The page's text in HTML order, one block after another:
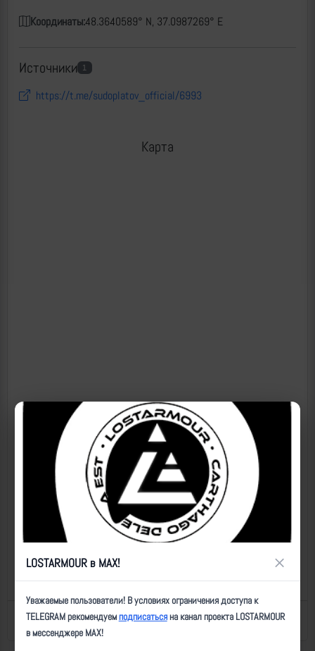
Координаты:48.3640589° N, 37.0987269° E
Источники 1
https://t.me/sudoplatov_official/6993
Карта
Назад к списку Последнее обновление: 18.03.2026 18:21
LOSTARMOUR в MAX! ×
Уважаемые пользователи! В условиях ограничения доступа к
TELEGRAM рекомендуемподписатьсяна канал проекта LOSTARMOUR
в мессенджере MAX!